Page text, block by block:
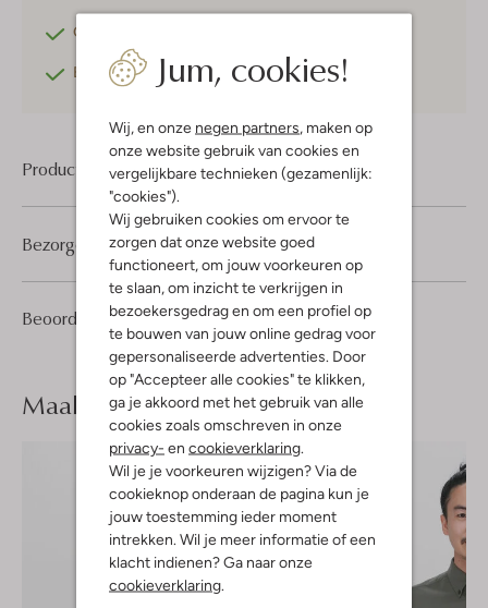
Jum, cookies!
Wij, en onze negen partners , maken op
onze website gebruik van cookies en
vergelijkbare technieken (gezamenlijk:
"cookies").
Wij gebruiken cookies om ervoor te
zorgen dat onze website goed
functioneert, om jouw voorkeuren op
te slaan, om inzicht te verkrijgen in
bezoekersgedrag en om een profiel op
te bouwen van jouw online gedrag voor
gepersonaliseerde advertenties. Door
op "Accepteer alle cookies" te klikken,
ga je akkoord met het gebruik van alle
cookies zoals omschreven in onze
privacy- en cookieverklaring
Wil je je voorkeuren wijzigen? Via de
cookieknop onderaan de pagina kun je
jouw toestemming ieder moment
intrekken. Wil je meer informatie of een
klacht indienen? Ga naar onze
cookieverklaring
Gratis retourneren
Betaal achteraf met Klarna
Product informatie
Beoordelingen (1) 4/5
1
4
Sterren
Bezorgen & retourneren
Maak jelook compleet